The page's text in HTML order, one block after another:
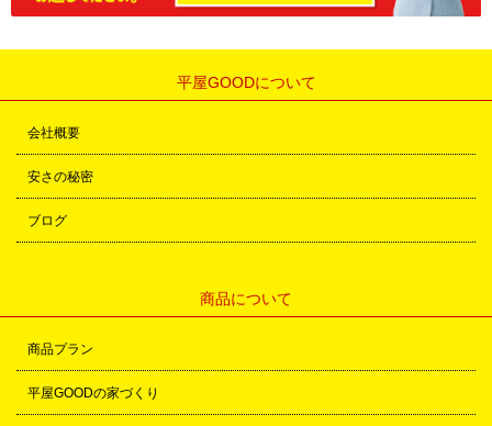
平屋GOODについて
会社概要
安さの秘密
ブログ
商品について
商品プラン
平屋GOODの家づくり